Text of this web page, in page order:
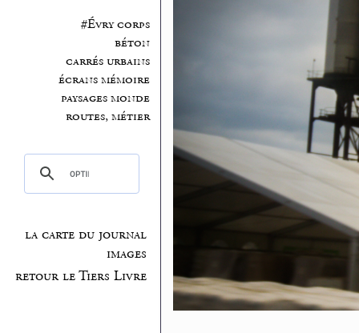
#Évry corps
béton
carrés urbains
écrans mémoire
paysages monde
routes, métier
la carte du journal
images
retour le Tiers Livre